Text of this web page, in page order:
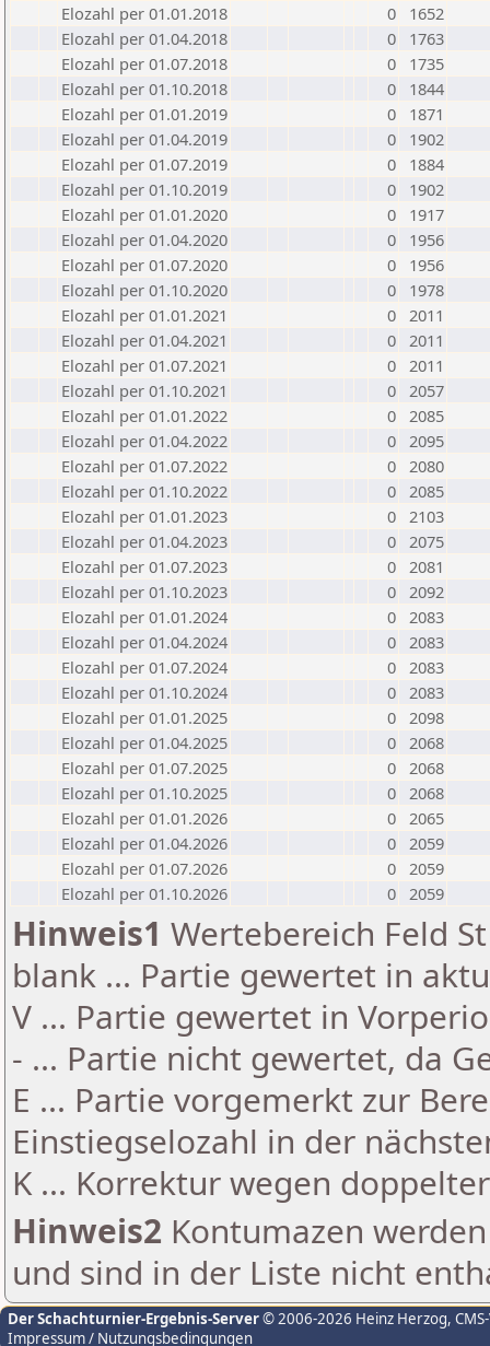
Elozahl per 01.01.2018
0
1652
Elozahl per 01.04.2018
0
1763
Elozahl per 01.07.2018
0
1735
Elozahl per 01.10.2018
0
1844
Elozahl per 01.01.2019
0
1871
Elozahl per 01.04.2019
0
1902
Elozahl per 01.07.2019
0
1884
Elozahl per 01.10.2019
0
1902
Elozahl per 01.01.2020
0
1917
Elozahl per 01.04.2020
0
1956
Elozahl per 01.07.2020
0
1956
Elozahl per 01.10.2020
0
1978
Elozahl per 01.01.2021
0 2011
Elozahl per 01.04.2021
0 2011
Elozahl per 01.07.2021
0 2011
Elozahl per 01.10.2021
0 2057
Elozahl per 01.01.2022
0 2085
Elozahl per 01.04.2022
0 2095
Elozahl per 01.07.2022
0 2080
Elozahl per 01.10.2022
0 2085
Elozahl per 01.01.2023
0 2103
Elozahl per 01.04.2023
0 2075
Elozahl per 01.07.2023
0 2081
Elozahl per 01.10.2023
0 2092
Elozahl per 01.01.2024
0 2083
Elozahl per 01.04.2024
0 2083
Elozahl per 01.07.2024
0 2083
Elozahl per 01.10.2024
0 2083
Elozahl per 01.01.2025
0 2098
Elozahl per 01.04.2025
0 2068
Elozahl per 01.07.2025
0 2068
Elozahl per 01.10.2025
0 2068
Elozahl per 01.01.2026
0 2065
Elozahl per 01.04.2026
0 2059
Elozahl per 01.07.2026
0 2059
Elozahl per 01.10.2026
0 2059
Hinweis1 Wertebereich Feld
blank ... Partie gewertet in
V ... Partie gewertet in
- ... Partie nicht gewertet, da
E ... Partie vorgemerkt zur
Einstiegselozahl in der
K ... Korrektur wegen
Hinweis2 Kontumazen
und sind in der Liste nicht
Der Schachturnier-Ergebnis-Server© 2006-2026 Heinz Herzog,
Impressum / Nutzungsbedingungen